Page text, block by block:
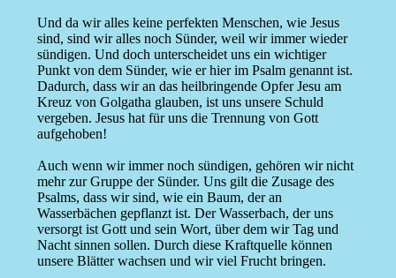
Und da wir alles keine perfekten Menschen, wie Jesus
sind, sind wir alles noch Sünder, weil wir immer wieder
sündigen. Und doch unterscheidet uns ein wichtiger
Punkt von dem Sünder, wie er hier im Psalm genannt ist.
Dadurch, dass wir an das heilbringende Opfer Jesu am
Kreuz von Golgatha glauben, ist uns unsere Schuld
vergeben. Jesus hat für uns die Trennung von Gott
aufgehoben!
Auch wenn wir immer noch sündigen, gehören wir nicht
mehr zur Gruppe der Sünder. Uns gilt die Zusage des
Psalms, dass wir sind, wie ein Baum, der an
Wasserbächen gepflanzt ist. Der Wasserbach, der uns
versorgt ist Gott und sein Wort, über dem wir Tag und
Nacht sinnen sollen. Durch diese Kraftquelle können
unsere Blätter wachsen und wir viel Frucht bringen.